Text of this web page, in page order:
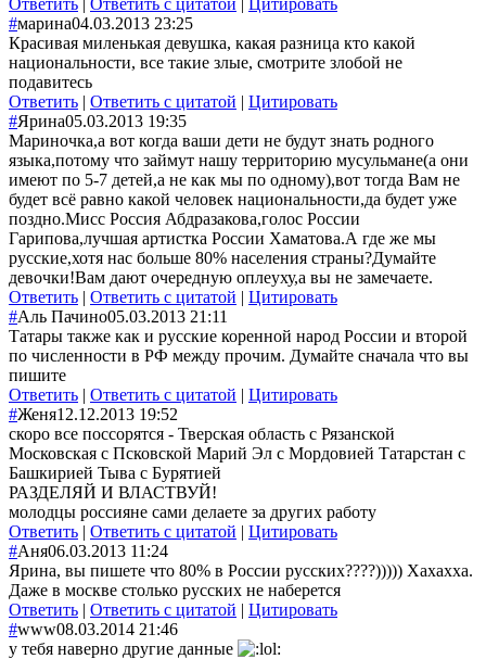
#марина04.03.2013 23:25
Красивая миленькая девушка, какая разница кто какой
национальности, все такие злые, смотрите злобой не
подавитесь
Ответить | Ответить с цитатой | Цитировать
#Ярина05.03.2013 19:35
Мариночка,а вот когда ваши дети не будут знать родного
языка,потому что займут нашу территорию мусульмане(а они
имеют по 5-7 детей,а не как мы по одному),вот тогда Вам не
будет всё равно какой человек национальности,да будет уже
поздно.Мисс Россия Абдразакова,голос России
Гарипова,лучшая артистка России Хаматова.А где же мы
русские,хотя нас больше 80% населения страны?Думайте
девочки!Вам дают очередную оплеуху,а вы не замечаете.
Ответить | Ответить с цитатой | Цитировать
#Аль Пачино05.03.2013 21:11
Татары также как и русские коренной народ России и второй
по численности в РФ между прочим. Думайте сначала что вы
пишите
Ответить | Ответить с цитатой | Цитировать
#Женя12.12.2013 19:52
скоро все поссорятся - Тверская область с Рязанской
Московская с Псковской Марий Эл с Мордовией Татарстан с
Башкирией Тыва с Бурятией
РАЗДЕЛЯЙ И ВЛАСТВУЙ!
молодцы россияне сами делаете за других работу
Ответить | Ответить с цитатой | Цитировать
#Аня06.03.2013 11:24
Ярина, вы пишете что 80% в России русских????))))) Хахахха.
Даже в москве столько русских не наберется
Ответить | Ответить с цитатой | Цитировать
#www08.03.2014 21:46
у тебя наверно другие данные